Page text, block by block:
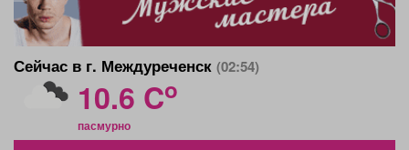
Сейчас в г. Междуреченск (02:54)
10.6 Co
пасмурно